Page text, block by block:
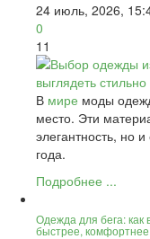
24 июль, 2026,
0
11
В мире моды
место. Эти
элегантность, но
года.
Подробнее ...
Одежда для бега: как
быстрее,